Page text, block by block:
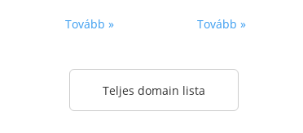
Tovább » Tovább »
Teljes domain lista